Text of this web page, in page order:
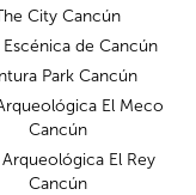
City Cancún
de Cancún
Park Cancún
El Meco
Cancún
El Rey
Cancún